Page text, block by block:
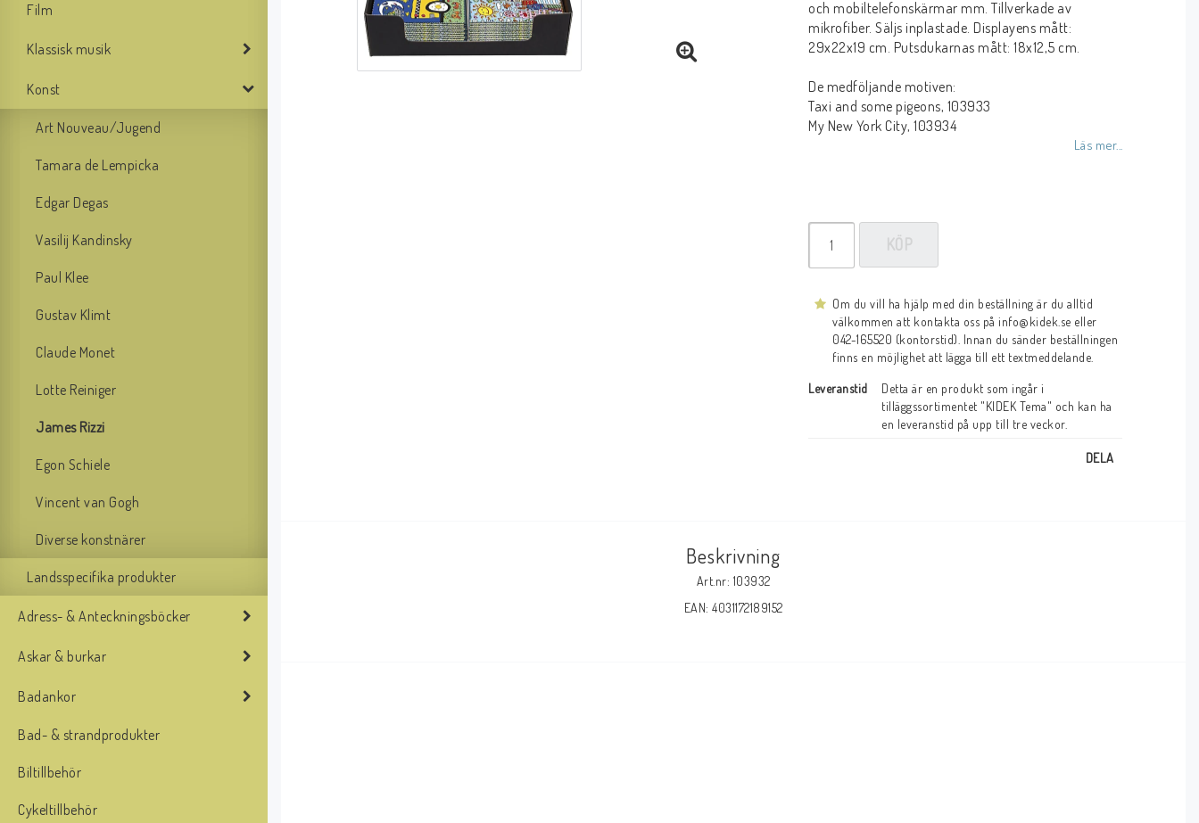
Film
Klassisk musik
Konst
Art Nouveau/Jugend
Tamara de Lempicka
Edgar Degas
Vasilij Kandinsky
Paul Klee
Gustav Klimt
Claude Monet
Lotte Reiniger
James Rizzi
Egon Schiele
Vincent van Gogh
Diverse konstnärer
Landsspecifika produkter
Adress- & Anteckningsböcker
Askar & burkar
Badankor
Bad- & strandprodukter
Biltillbehör
Cykeltillbehör
och mobiltelefonskärmar mm. Tillverkade av
mikrofiber. Säljs inplastade. Displayens mått:
29x22x19 cm. Putsdukarnas mått: 18x12,5 cm.
De medföljande motiven:
Taxi and some pigeons, 103933
My New York City, 103934
Läs mer...
KÖP
Om du vill ha hjälp med din beställning är du alltid
välkommen att kontakta oss på info@kidek.se eller
042-165520 (kontorstid). Innan du sänder beställningen
finns en möjlighet att lägga till ett textmeddelande.
Leveranstid
Detta är en produkt som ingår i
tilläggssortimentet "KIDEK Tema" och kan ha
en leveranstid på upp till tre veckor.
DELA
Beskrivning
Art.nr: 103932
EAN: 4031172189152